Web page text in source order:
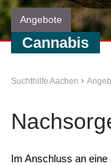
Angebote
Cannabis
Suchthilfe Aachen
Im Anschluss an